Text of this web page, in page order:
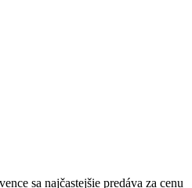
sa najčastejšie predáva za cenu